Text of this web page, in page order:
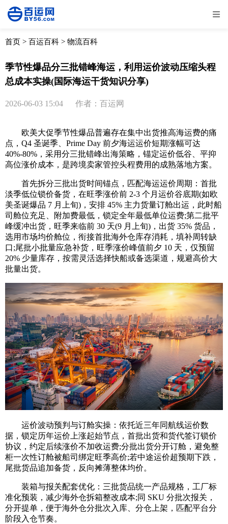
全部 物流资讯
取消
首页 > 百运百科 > 物流百科
季节性爆品分三批错峰海运，利用运价波动压缩头程
总成本实操(国际海运干货知识分享)
2026-06-03 15:04 作者：百运网
欧美大促季节性爆品普遍存在集中出货推高海运费的痛
点，Q4 圣诞季、Prime Day 前夕海运运价短期涨幅可达
40%-80%，采用分三批错峰出海策略，锚定运价低谷、平抑
高位涨价成本，是跨境卖家管控头程费用的成熟落地方案。
首先拆分三批出货时间锚点，匹配海运运价周期：首批
淡季低位锁价备货，在旺季涨价前 2-3 个月运价谷底期(如欧
美圣诞爆品 7 月上旬)，安排 45% 主力货量订舱出运，此时船
司舱位充足、附加费最低，锁定全年最低单位运费;第二批平
峰缓冲出货，旺季来临前 30 天(9 月上旬)，出货 35% 货品，
选用市场均价舱位，衔接首批海外仓库存消耗，填补周转缺
口;尾批小批量应急补货，旺季涨价峰值前夕 10 天，仅预留
20% 少量库存，按需灵活选择快船或备选渠道，规避高价大
批量出货。
运价波动预判与订舱实操：依托近三年同航线运价数
据，锁定历年运价上涨起始节点，首批出货和货代签订锁价
协议，约定后续涨价不加收运费;分批出货分开订舱，避免整
柜一次性订舱被船司绑定旺季高价;若中途运价超预期下跌，
尾批货品追加备货，反向摊薄整体均价。
装箱与报关配套优化：三批货品统一产品规格，工厂标
准化预装，减少海外仓拆箱整改成本;同 SKU 分批次报关，
分开提单，便于海外仓分批次入库、分仓上架，匹配平台分
阶段入仓节奏。